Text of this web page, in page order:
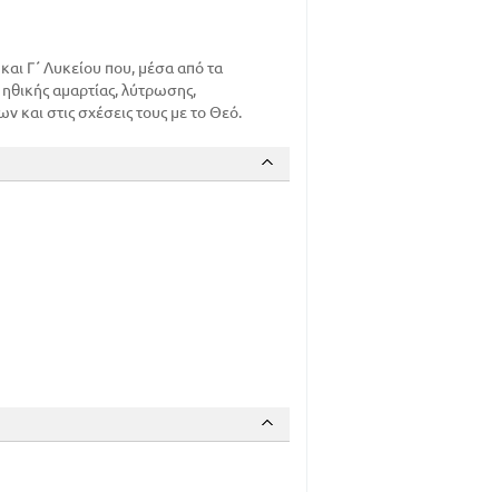
Γ΄ Λυκείου που, μέσα από τα
αμαρτίας, λύτρωσης,
και στις σχέσεις τους με το Θεό.